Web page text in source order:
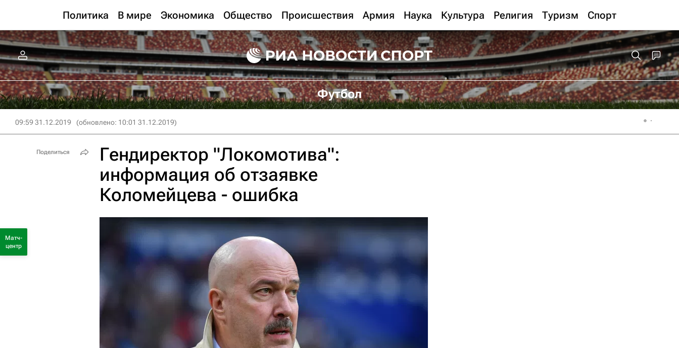
Политика В мире Экономика Общество Происшествия Армия Наука Культура Религия Туризм Спорт
Футбол
09:59 31.12.2019 (обновлено: 10:01 31.12.2019)
Гендиректор "Локомотива":
информация об отзаявке
Коломейцева - ошибка
Поделиться
Матч-
центр